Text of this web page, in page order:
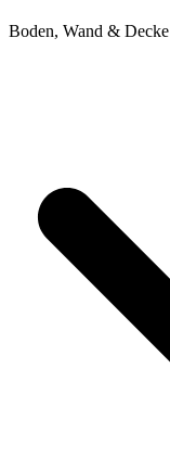
Boden, Wand & Decke